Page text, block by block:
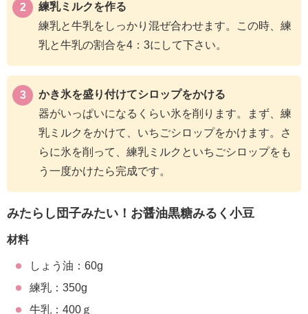
練乳ミルクを作る
練乳と牛乳をしっかり混ぜ合わせます。この時、練
乳と牛乳の割合を4：3にして下さい。
かき氷を盛り付けてシロップをかける
器がいっぱいになるくらい氷を削ります。まず、練
乳ミルクをかけて、いちごシロップをかけます。さ
らに氷を削って、練乳ミルクといちごシロップをも
う一度かけたら完成です。
みたらし団子みたい！お醤油黒糖みるく小豆
材料
しょう油：60g
練乳：350g
牛乳：400ｇ